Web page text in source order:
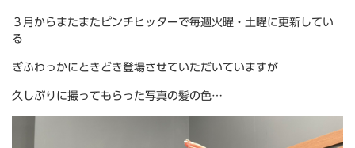
３月からまたまたピンチヒッターで毎週火曜・土曜に更新してい
る
ぎふわっかにときどき登場させていただいていますが
久しぶりに撮ってもらった写真の髪の色…